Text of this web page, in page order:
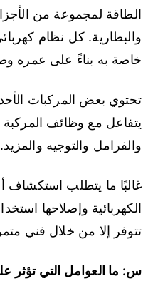
الطاقة لمجموعة من
والبطارية. كل نظام
خاصة به بناءً على عمره
تحتوي بعض المركبات
يتفاعل مع وظائف
والفرامل والتوجيه والمزيد.
غالبًا ما يتطلب استكشاف
الكهربائية وإصلاحها
تتوفر إلا من خلال فني
س: ما العوامل التي تؤثر